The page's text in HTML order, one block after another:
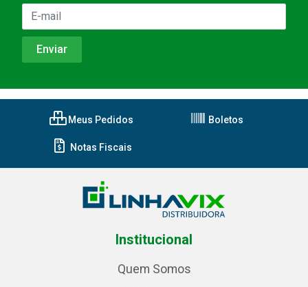
Meus Pedidos Boletos
Notas Fiscais
Institucional
Quem Somos